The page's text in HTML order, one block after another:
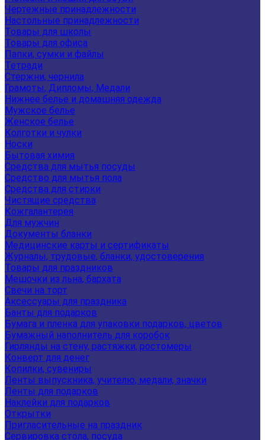
Чертежные принадлежности
Настольные принадлежности
Товары для школы
Товары для офиса
Папки, сумки и файлы
Тетради
Стержни, чернила
Грамоты, Дипломы, Медали
Нижнее белье и домашняя одежда
Мужское белье
Женское белье
Колготки и чулки
Носки
Бытовая химия
Средства для мытья посуды
Средство для мытья пола
Средства для стирки
Чистящие средства
Кожгалантерея
Для мужчин
Документы бланки
Медицинские карты и сертификаты
Журналы, трудовые, бланки, удостоверения
Товары для праздников
Мешочки из льна, бархата
Свечи на торт
Аксессуары для праздника
Банты для подарков
Бумага и пленка для упаковки подарков, цветов
Бумажный наполнитель для коробок
Гирлянды на стену, растяжки, ростомеры
Конверт для денег
Копилки, сувениры
Ленты выпускника, учителю, медали, значки
Ленты для подарков
Наклейки для подарков
Открытки
Пригласительные на праздник
Сервировка стола, посуда